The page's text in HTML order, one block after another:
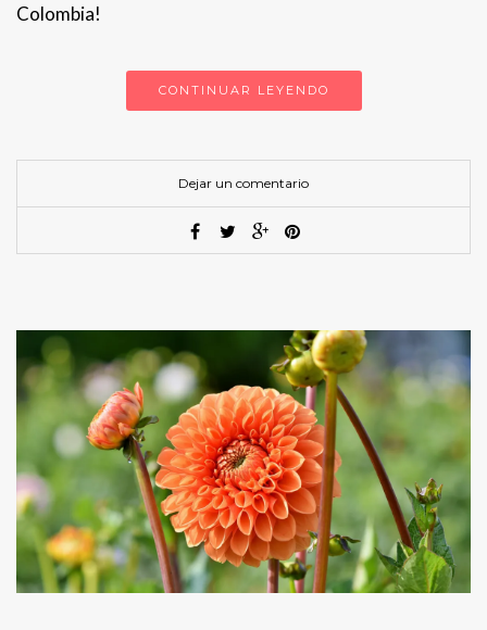
Colombia!
CONTINUAR LEYENDO
Dejar un comentario